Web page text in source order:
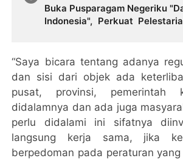
Buka Pusparagam Negeriku
Indonesia", Perkuat
“Saya bicara tentang adanya
dan sisi dari objek ada
pusat, provinsi, pemerintah
didalamnya dan ada juga
perlu didalami ini sifatnya
langsung kerja sama, jika
berpedoman pada peraturan